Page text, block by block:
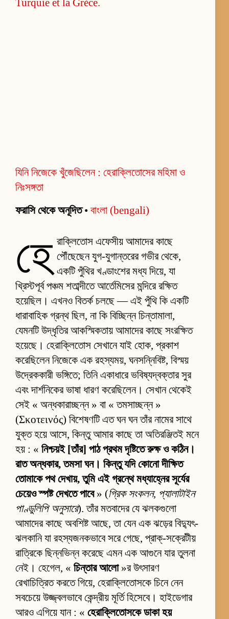
যিনি নিজেকে খুঁজেছিলেন : হেরাক্লিতোসের মহিমা ও
নিঃসঙ্গতা
ফরাসি থেকে অনূদিত• বাংলা (bengali)
হে রাক্লিতোস এফেসীয় আমাদের কাছে
পৌঁছেছেন যুগ-যুগান্তরের গভীর থেকে,
একটি পুঁথির খণ্ডাংশের মধ্য দিয়ে, যা
খ্রিস্টপূর্ব পঞ্চম শতাব্দীতে আর্তেমিসের মন্দিরে রক্ষিত
হয়েছিল। এখনও বিতর্ক চলছে — এই পুঁথি কি একটি
ধারাবাহিক গ্রন্থ ছিল, না কি বিচ্ছিন্ন চিন্তামালা,
যেমনটি উদ্ধৃতির আকস্মিকতায় আমাদের কাছে সংরক্ষিত
হয়েছে। হেরাক্লিতোস সেখানে যাই হোক, প্রকাশ
করেছিলেন নিজেকে এক রহস্যময়, ঘনসন্নিবিষ্ট, বিস্ময়
উদ্রেককারী ভঙ্গিতে; তিনি একাধারে ভবিষ্যদ্বক্তার সুর
এবং দার্শনিকের ভাষা ধারণ করেছিলেন। সেখান থেকেই
সেই « অন্ধকারাচ্ছন্ন » বা « তমসাচ্ছন্ন »
(Σκοτεινός) বিশেষণটি এত ঘন ঘন তাঁর নামের সাথে
যুক্ত হয়ে আসে, কিন্তু আমার কাছে তা অতিরঞ্জিতই মনে
হয় : « নিশ্চয়ই [তাঁর] পাঠ প্রথম দৃষ্টিতে রুক্ষ ও কঠিন।
রাত অন্ধকার, তমসা ঘন। কিন্তু যদি কোনো দীক্ষিত
তোমাকে পথ দেখায়, তুমি এই গ্রন্থে মধ্যাহ্নের সূর্যের
চেয়েও স্পষ্ট দেখতে পাবে» (গ্রিক সংকলন, প্যালাটাইন
পাণ্ডুলিপি অনুসারে). তাঁর মতবাদের যে ঝলকগুলো
আমাদের কাছে অবশিষ্ট আছে, তা যেন এক ঝড়ের বিদ্যুৎ-
ঝলকানি যা রহস্যজনকভাবে সরে গেছে, প্রাক্-সক্রেটীয়
রাত্রিকে ছিন্নভিন্ন করেছে এমন এক আগুনে যার তুলনা
নেই। হেগেল, « চিন্তার আলো»র উৎসারণ
রেখাচিত্রিত করতে গিয়ে, হেরাক্লিতোসকে চিনে নেন
সবচেয়ে উজ্জ্বলভাবে কেন্দ্রীয় মূর্তি হিসেবে। হাইডেগার
আরও এগিয়ে যান : « হেরাক্লিতোসকে ডাকা হয়